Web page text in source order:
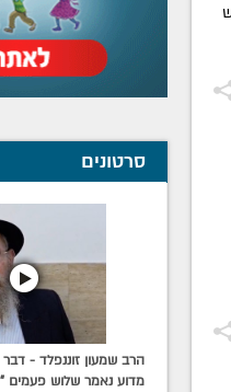
סרטונים
הרב שמעון זוננפלד -
מדוע נאמר שלוש פעמים